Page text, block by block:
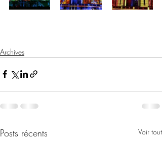
Archives
Posts récents Voir tout